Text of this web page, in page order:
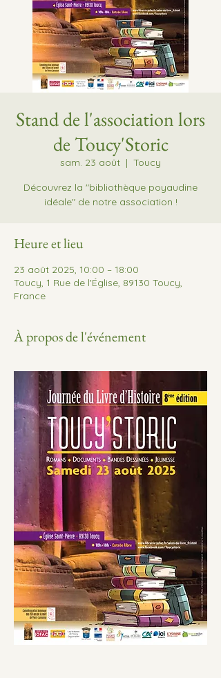
Stand de l'association lors
de Toucy'Storic
sam. 23 août
  |
Toucy
Découvrez la "bibliothèque poyaudine
idéale" de notre association !
Heure et lieu
23 août 2025, 10:00 – 18:00
Toucy, 1 Rue de l'Église, 89130 Toucy,
France
À propos de l'événement